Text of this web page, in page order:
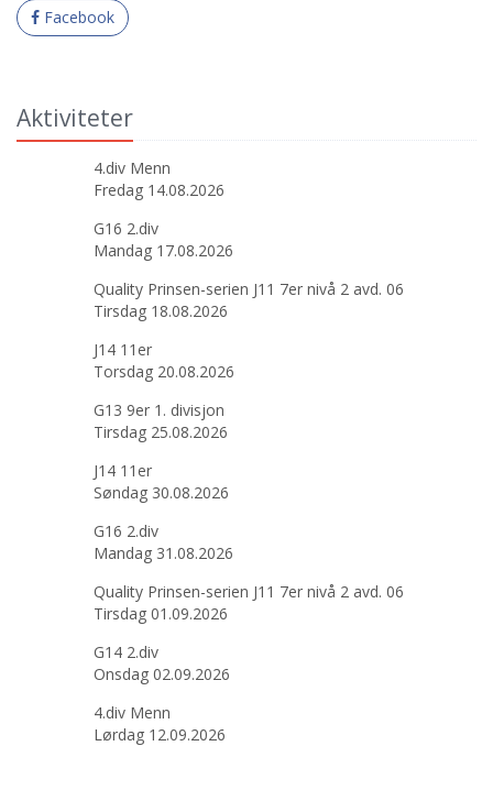
Facebook
Aktiviteter
4.div Menn
Fredag 14.08.2026
G16 2.div
Mandag 17.08.2026
Quality Prinsen-serien J11 7er nivå 2 avd. 06
Tirsdag 18.08.2026
J14 11er
Torsdag 20.08.2026
G13 9er 1. divisjon
Tirsdag 25.08.2026
J14 11er
Søndag 30.08.2026
G16 2.div
Mandag 31.08.2026
Quality Prinsen-serien J11 7er nivå 2 avd. 06
Tirsdag 01.09.2026
G14 2.div
Onsdag 02.09.2026
4.div Menn
Lørdag 12.09.2026